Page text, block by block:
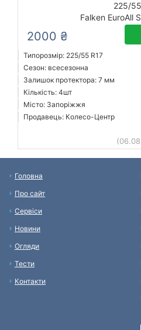
225/
Falken EuroAll
2000 ₴
Типорозмір: 225/55 R17
Сезон: всесезонна
Залишок протектора: 7 мм
Кількість: 4шт
Місто: Запоріжжя
Продавець: Колесо-Центр
Головна
Про сайт
Сервіси
Новини
Огляди
Тести
Контакти